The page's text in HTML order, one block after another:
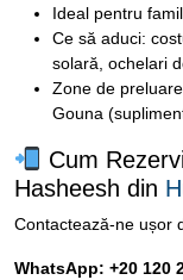
Ideal pentru
Ce să aduci:
solară, ochelari
Zone de
Gouna
Cum
Hasheesh din
Contactează-ne ușor
WhatsApp: +20 120